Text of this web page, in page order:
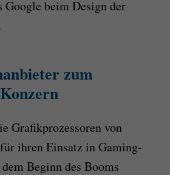
Google beim Design der
zum
Grafikprozessoren von
ihren Einsatz in Gaming-
Beginn des Booms